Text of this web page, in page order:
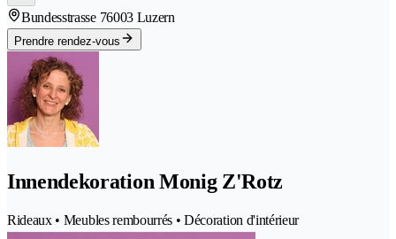
Bundesstrasse 76003 Luzern
Prendre rendez-vous
Innendekoration Monig Z'Rotz
Rideaux • Meubles rembourrés • Décoration d'intérieur